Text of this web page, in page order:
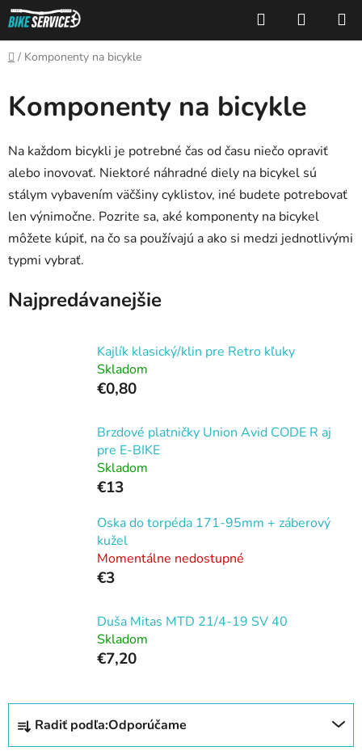
Prejsť
na
obsah
Hľadať
KOŠÍK
Domov
/ Komponenty na bicykle
Komponenty na bicykle
Na každom bicykli je potrebné čas od času niečo opraviť
alebo inovovať. Niektoré náhradné diely na bicykel sú
stálym vybavením väčšiny cyklistov, iné budete potrebovať
len výnimočne. Pozrite sa, aké komponenty na bicykel
môžete kúpiť, na čo sa používajú a ako si medzi jednotlivými
typmi vybrať.
Najpredávanejšie
Kajlík klasický/klin pre Retro kľuky
Skladom
€0,80
Brzdové platničky Union Avid CODE R aj
pre E-BIKE
Skladom
€13
Oska do torpéda 171-95mm + záberový
kužel
Momentálne nedostupné
€3
Duša Mitas MTD 21/4-19 SV 40
Skladom
€7,20
R
Radiť podľa:Odporúčame